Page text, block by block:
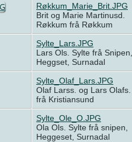
Røkkum_Marie_Brit.JPG
Brit og Marie Martinusd.
Røkkum frå Røkkum
Sylte_Lars.JPG
Lars Ols. Sylte frå Snipen,
Heggset, Surnadal
Sylte_Olaf_Lars.JPG
Olaf Larss. og Lars
frå Kristiansund
Sylte_Ole_O.JPG
Ola Ols. Sylte frå snipen,
Heggeset, Surnadal